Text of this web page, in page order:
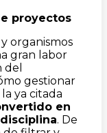
proyectos
organismos
gran labor
gestionar
ya citada
en
disciplina. De